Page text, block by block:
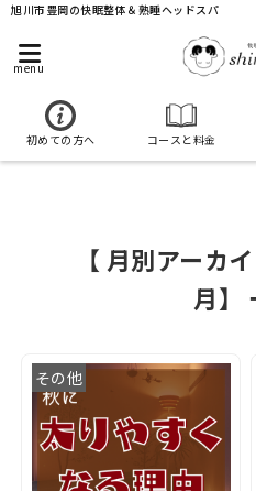
旭川市豊岡の快眠整体＆熟睡ヘッドスパ
menu
初めての方へ コースと料金
【 月別アーカ
月】
その他